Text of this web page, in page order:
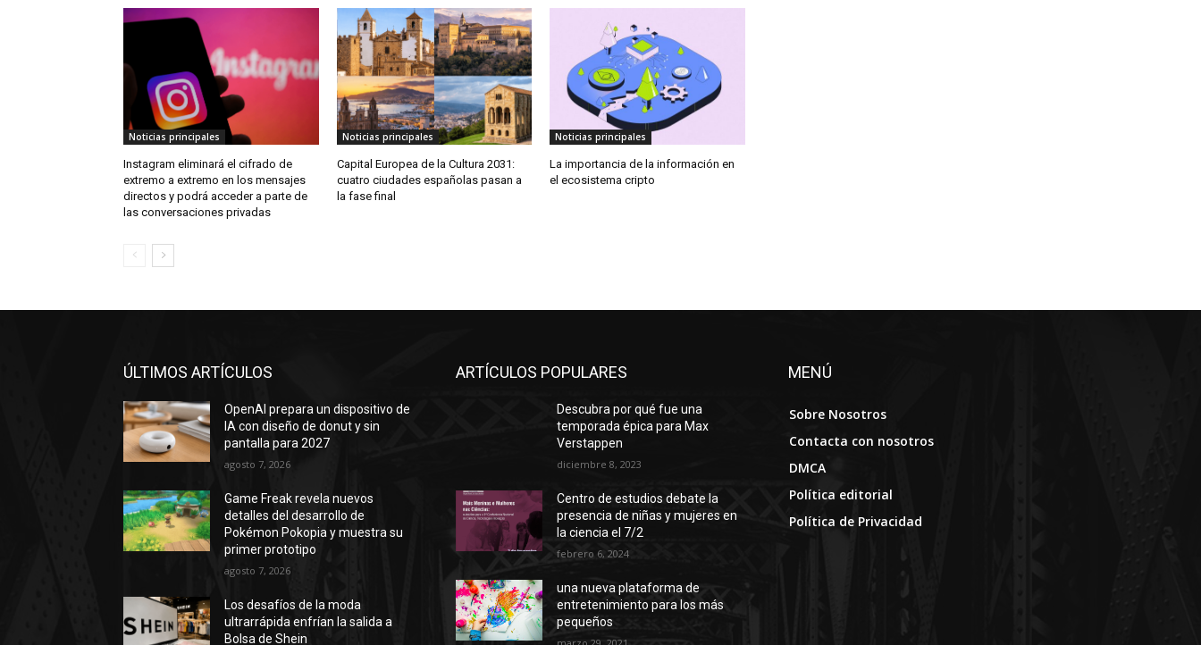
Noticias principales
Instagram eliminará el cifrado de
extremo a extremo en los mensajes
directos y podrá acceder a parte de
las conversaciones privadas
Noticias principales
Capital Europea de la Cultura 2031:
cuatro ciudades españolas pasan a
la fase final
Noticias principales
La importancia de la información en
el ecosistema cripto
ÚLTIMOS ARTÍCULOS
OpenAI prepara un dispositivo de
IA con diseño de donut y sin
pantalla para 2027
agosto 7, 2026
Game Freak revela nuevos
detalles del desarrollo de
Pokémon Pokopia y muestra su
primer prototipo
agosto 7, 2026
Los desafíos de la moda
ultrarrápida enfrían la salida a
Bolsa de Shein
ARTÍCULOS POPULARES
Descubra por qué fue una
temporada épica para Max
Verstappen
diciembre 8, 2023
Centro de estudios debate la
presencia de niñas y mujeres en
la ciencia el 7/2
febrero 6, 2024
una nueva plataforma de
entretenimiento para los más
pequeños
MENÚ
Sobre Nosotros
Contacta con nosotros
DMCA
Política editorial
Política de Privacidad